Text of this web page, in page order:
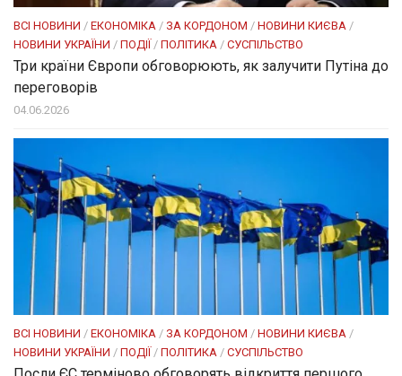
ВСІ НОВИНИ / ЕКОНОМІКА / ЗА КОРДОНОМ / НОВИНИ КИЄВА /
НОВИНИ УКРАЇНИ / ПОДІЇ/ ПОЛІТИКА / СУСПІЛЬСТВО
Три країни Європи обговорюють, як залучити Путіна до
переговорів
04.06.2026
ВСІ НОВИНИ / ЕКОНОМІКА / ЗА КОРДОНОМ / НОВИНИ КИЄВА /
НОВИНИ УКРАЇНИ / ПОДІЇ/ ПОЛІТИКА / СУСПІЛЬСТВО